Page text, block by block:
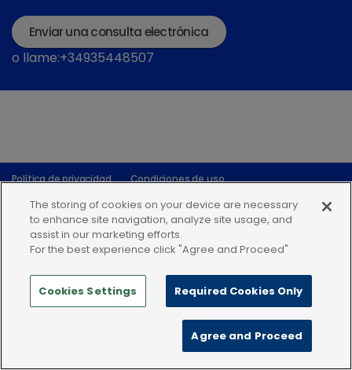
Enviar una consulta electrónica
o llame:+34935448507
Política de privacidad
Condiciones de uso
Política de Cookies
The storing of cookies on your device are necessary
to enhance site navigation, analyze site usage, and
assist in our marketing efforts.
For the best experience click "Agree and Proceed"
Cookies Settings Required Cookies Only
Agree and Proceed